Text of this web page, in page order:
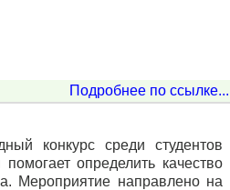
Подробнее по ссылке...
конкурс среди студентов
определить качество
Мероприятие направлено на